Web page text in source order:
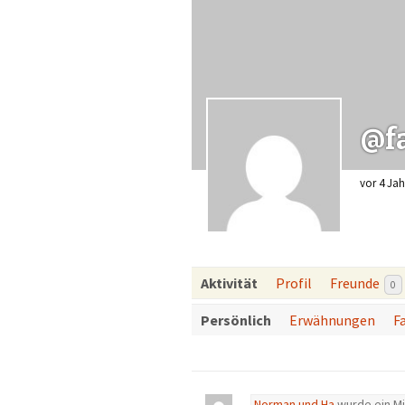
vor 4
Aktivität Profil Freunde 0
Persönlich Erwähnungen